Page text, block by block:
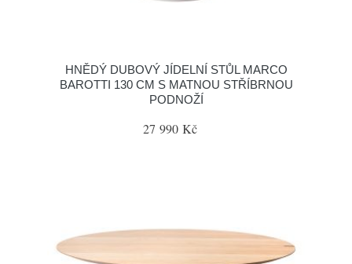
HNĚDÝ DUBOVÝ JÍDELNÍ STŮL MARCO
BAROTTI 130 CM S MATNOU STŘÍBRNOU
PODNOŽÍ
27 990 Kč